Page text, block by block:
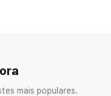
mais populares.